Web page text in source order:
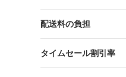
配送料の負担
タイムセール割引率